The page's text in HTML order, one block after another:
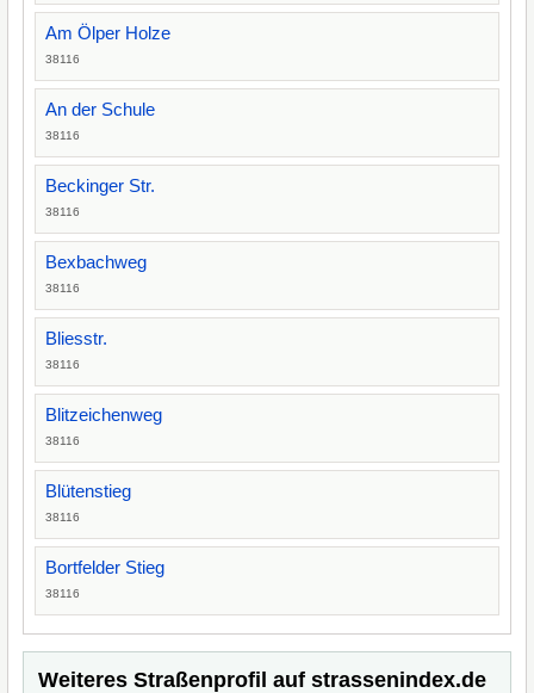
Am Ölper Holze
38116
An der Schule
38116
Beckinger Str.
38116
Bexbachweg
38116
Bliesstr.
38116
Blitzeichenweg
38116
Blütenstieg
38116
Bortfelder Stieg
38116
Weiteres Straßenprofil auf strassenindex.de